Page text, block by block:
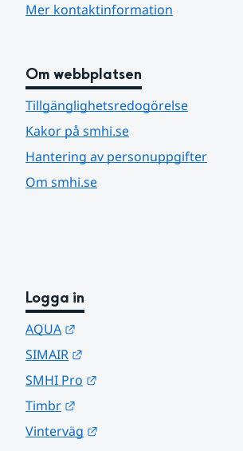
Mer kontaktinformation
Om webbplatsen
Tillgänglighetsredogörelse
Kakor på smhi.se
Hantering av personuppgifter
Om smhi.se
Logga in
AQUA
SIMAIR
SMHI Pro
Timbr
Vinterväg